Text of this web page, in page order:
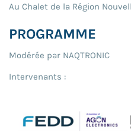
Au Chalet de la Région
PROGRAMME
Modérée par NAQTRONIC
Intervenants :